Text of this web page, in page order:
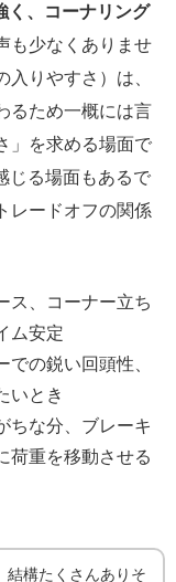
く、コーナリング
も少なくありませ
りやすさ）は、
るため一概には言
」を求める場面で
じる場面もあるで
レードオフの関係
ス、コーナー立ち
ム安定
での鋭い回頭性、
いとき
ちな分、ブレーキ
荷重を移動させる
結構たくさんありそ